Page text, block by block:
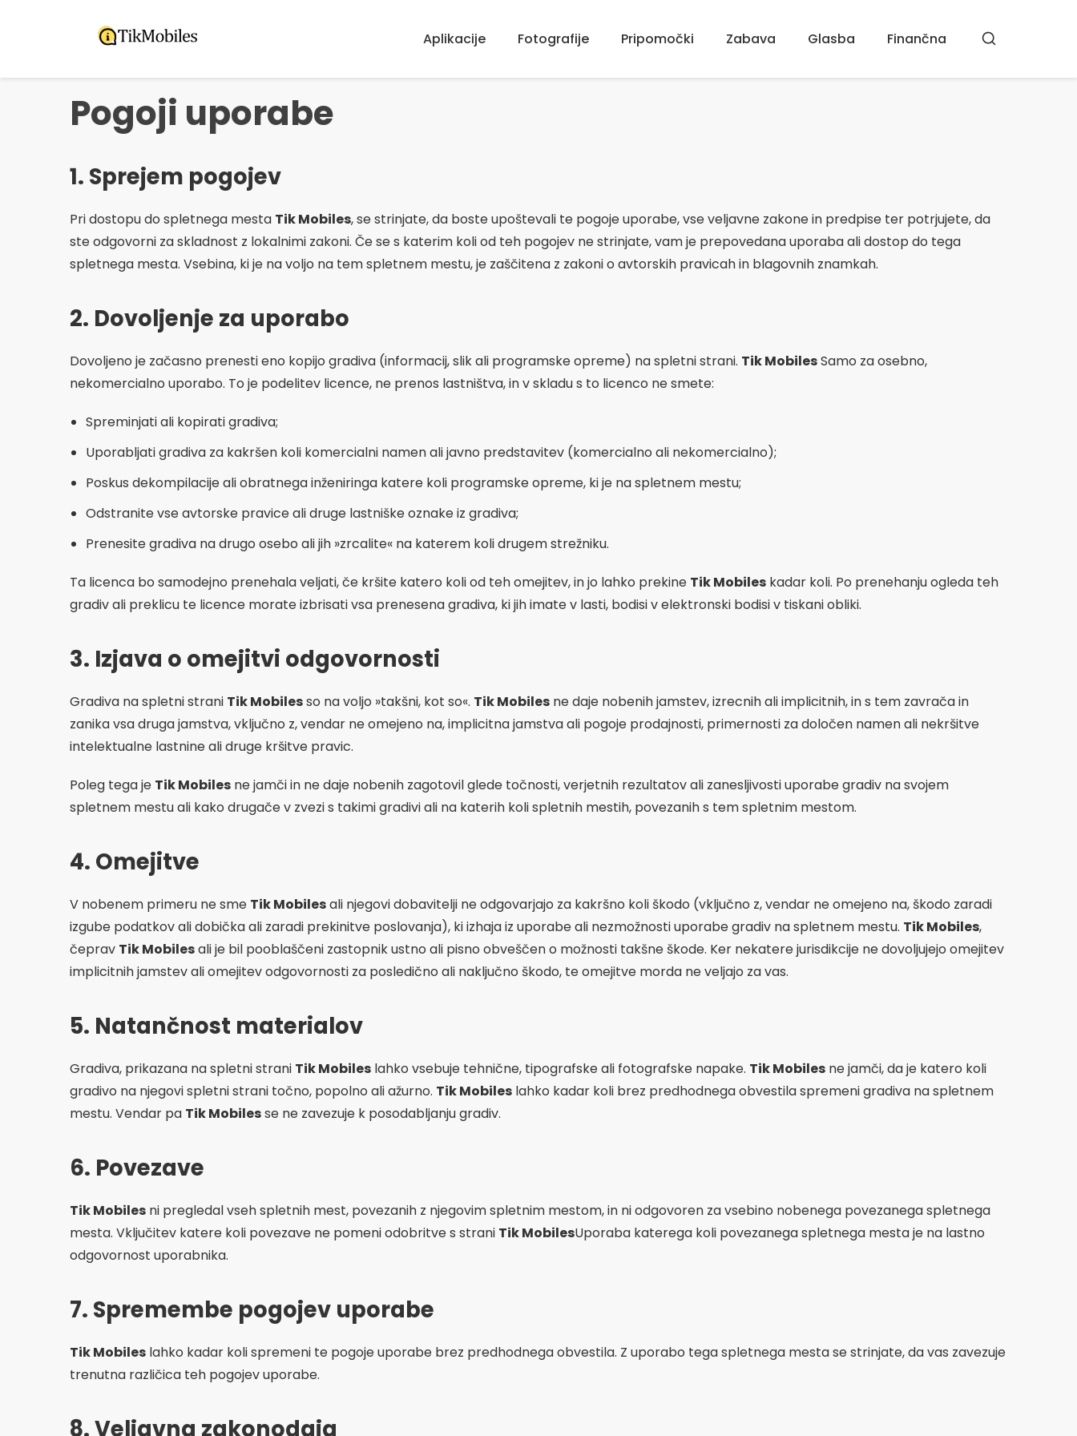
Aplikacije Fotografije Pripomočki Zabava Glasba Finančna Iskanje
Pogoji uporabe
1. Sprejem pogojev
Pri dostopu do spletnega mesta Tik Mobiles, se strinjate, da boste upoštevali te pogoje uporabe, vse veljavne zakone in predpise ter potrjujete, da
ste odgovorni za skladnost z lokalnimi zakoni. Če se s katerim koli od teh pogojev ne strinjate, vam je prepovedana uporaba ali dostop do tega
spletnega mesta. Vsebina, ki je na voljo na tem spletnem mestu, je zaščitena z zakoni o avtorskih pravicah in blagovnih znamkah.
2. Dovoljenje za uporabo
Dovoljeno je začasno prenesti eno kopijo gradiva (informacij, slik ali programske opreme) na spletni strani. Tik MobilesSamo za osebno,
nekomercialno uporabo. To je podelitev licence, ne prenos lastništva, in v skladu s to licenco ne smete:
Spreminjati ali kopirati gradiva;
Uporabljati gradiva za kakršen koli komercialni namen ali javno predstavitev (komercialno ali nekomercialno);
Poskus dekompilacije ali obratnega inženiringa katere koli programske opreme, ki je na spletnem mestu;
Odstranite vse avtorske pravice ali druge lastniške oznake iz gradiva;
Prenesite gradiva na drugo osebo ali jih »zrcalite« na katerem koli drugem strežniku.
Ta licenca bo samodejno prenehala veljati, če kršite katero koli od teh omejitev, in jo lahko prekine Tik Mobiles kadar koli. Po prenehanju ogleda teh
gradiv ali preklicu te licence morate izbrisati vsa prenesena gradiva, ki jih imate v lasti, bodisi v elektronski bodisi v tiskani obliki.
3. Izjava o omejitvi odgovornosti
Gradiva na spletni strani Tik Mobilesso na voljo »takšni, kot so«. Tik Mobiles ne daje nobenih jamstev, izrecnih ali implicitnih, in s tem zavrača in
zanika vsa druga jamstva, vključno z, vendar ne omejeno na, implicitna jamstva ali pogoje prodajnosti, primernosti za določen namen ali nekršitve
intelektualne lastnine ali druge kršitve pravic.
Poleg tega je Tik Mobiles ne jamči in ne daje nobenih zagotovil glede točnosti, verjetnih rezultatov ali zanesljivosti uporabe gradiv na svojem
spletnem mestu ali kako drugače v zvezi s takimi gradivi ali na katerih koli spletnih mestih, povezanih s tem spletnim mestom.
4. Omejitve
V nobenem primeru ne sme Tik Mobilesali njegovi dobavitelji ne odgovarjajo za kakršno koli škodo (vključno z, vendar ne omejeno na, škodo zaradi
izgube podatkov ali dobička ali zaradi prekinitve poslovanja), ki izhaja iz uporabe ali nezmožnosti uporabe gradiv na spletnem mestu. Tik Mobiles,
čeprav Tik Mobilesali je bil pooblaščeni zastopnik ustno ali pisno obveščen o možnosti takšne škode. Ker nekatere jurisdikcije ne dovoljujejo omejitev
implicitnih jamstev ali omejitev odgovornosti za posledično ali naključno škodo, te omejitve morda ne veljajo za vas.
5. Natančnost materialov
Gradiva, prikazana na spletni strani Tik Mobiles lahko vsebuje tehnične, tipografske ali fotografske napake. Tik Mobiles ne jamči, da je katero koli
gradivo na njegovi spletni strani točno, popolno ali ažurno. Tik Mobiles lahko kadar koli brez predhodnega obvestila spremeni gradiva na spletnem
mestu. Vendar pa Tik Mobilesse ne zavezuje k posodabljanju gradiv.
6. Povezave
Tik Mobiles ni pregledal vseh spletnih mest, povezanih z njegovim spletnim mestom, in ni odgovoren za vsebino nobenega povezanega spletnega
mesta. Vključitev katere koli povezave ne pomeni odobritve s strani Tik MobilesUporaba katerega koli povezanega spletnega mesta je na lastno
odgovornost uporabnika.
7. Spremembe pogojev uporabe
Tik Mobiles lahko kadar koli spremeni te pogoje uporabe brez predhodnega obvestila. Z uporabo tega spletnega mesta se strinjate, da vas zavezuje
trenutna različica teh pogojev uporabe.
8. Veljavna zakonodaja